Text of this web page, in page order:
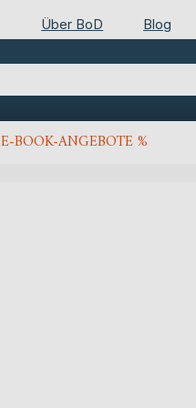
Über BoD Blog
E-BOOK-ANGEBOTE %